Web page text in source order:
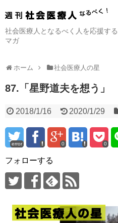
社会医療人となるべく人を応援す
マガ
ホーム 社会医療人の星
87.「星野道夫を想う」
2018/1/16 2020/1/29
error 0 0
フォローする